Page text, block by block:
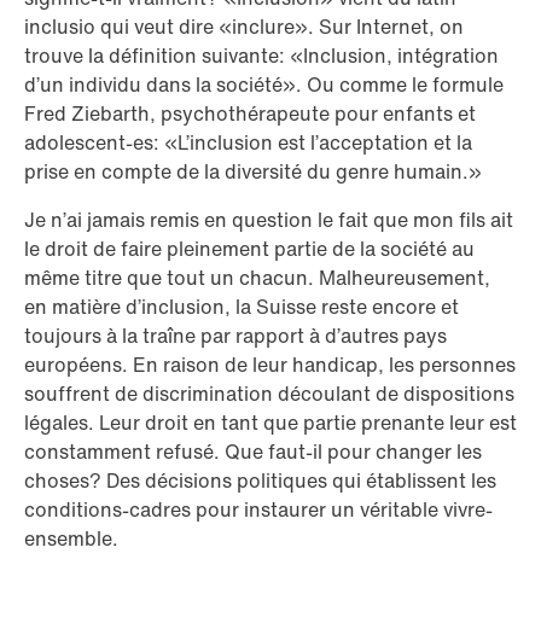
inclusio qui veut dire «inclure». Sur Internet, on
trouve la définition suivante: «Inclusion, intégration
d’un individu dans la société». Ou comme le formule
Fred Ziebarth, psychothérapeute pour enfants et
adolescent-es: «L’inclusion est l’acceptation et la
prise en compte de la diversité du genre humain.»
Je n’ai jamais remis en question le fait que mon fils ait
le droit de faire pleinement partie de la société au
même titre que tout un chacun. Malheureusement,
en matière d’inclusion, la Suisse reste encore et
toujours à la traîne par rapport à d’autres pays
européens. En raison de leur handicap, les personnes
souffrent de discrimination découlant de dispositions
légales. Leur droit en tant que partie prenante leur est
constamment refusé. Que faut-il pour changer les
choses? Des décisions politiques qui établissent les
conditions-cadres pour instaurer un véritable vivre-
ensemble.